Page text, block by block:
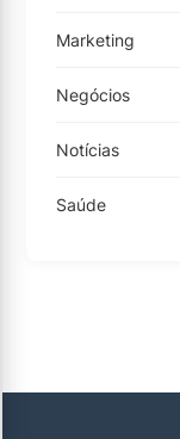
Marketing
Negócios
Notícias
Saúde